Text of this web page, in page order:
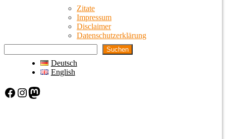
Zitate
Impressum
Disclaimer
Datenschutzerklärung
Suchen
Deutsch
English
Facebook Instagram Mastodon